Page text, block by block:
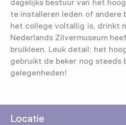
dagelijks bestuur van het
te installeren leden of andere
het college voltallig is, drinkt
Nederlands Zilvermuseum
bruikleen. Leuk detail: het
gebruikt de beker nog steeds
gelegenheden!
Locatie